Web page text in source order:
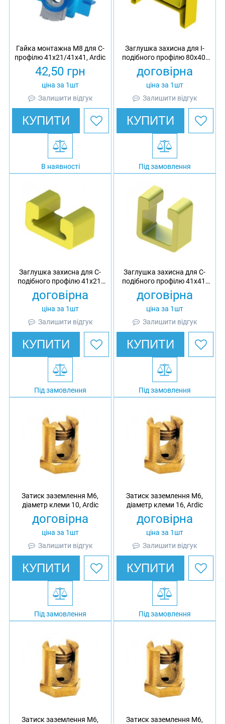
Гайка монтажна M8 для C-
профілю 41х21/41х41, Ardic
42,50 грн
ціна за 1шт
Залишити відгук
КУПИТИ
В наявності
Заглушка захисна для I-
подібного профілю 80х40,
Ardic
договірна
ціна за 1шт
Залишити відгук
КУПИТИ
Під замовлення
Заглушка захисна для С-
подібного профілю 41х21,
Ardic
договірна
ціна за 1шт
Залишити відгук
КУПИТИ
Під замовлення
Заглушка захисна для С-
подібного профілю 41х41,
Ardic
договірна
ціна за 1шт
Залишити відгук
КУПИТИ
Під замовлення
Затиск заземлення M6,
діаметр клеми 10, Ardic
договірна
ціна за 1шт
Залишити відгук
КУПИТИ
Під замовлення
Затиск заземлення M6,
діаметр клеми 16, Ardic
договірна
ціна за 1шт
Залишити відгук
КУПИТИ
Під замовлення
Затиск заземлення M6,
Затиск заземлення M6,